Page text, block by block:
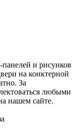
и рисунков
на конктерной
За
любыми
нашем сайте.